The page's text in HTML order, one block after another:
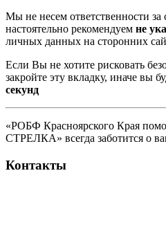
Мы не несем ответственности за
настоятельно рекомендуем не
личных данных на сторонних
Если Вы не хотите рисковать
закройте эту вкладку, иначе вы
секунд
«РОБФ Красноярского Края
СТРЕЛКА» всегда заботится о
Контакты